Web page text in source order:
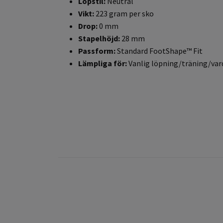
Vikt: 223 gram per sko
Drop:0 mm
Stapelhöjd: 28 mm
Passform:Standard FootShape™ Fit
Lämpliga för:Vanlig löpning/träning/